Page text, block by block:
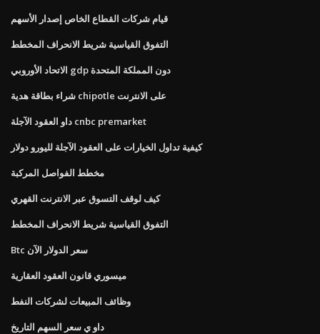
قيام شركات القطاع الخاص إصدار الأسهم
التفوق القياسية شريط الانحراف المخطط
الاتحاد الأوروبي gdp دون المملكة المتحدة
شراء بطاقة هدية chipotle على الانترنت
داو العقود الآجلة cnbc premarket
كيفية تداول الخيارات على العقود الآجلة لليورو دولار
مخطط الفواصل المركبة
كيف لوقف التسوق عبر الانترنت القهري
التفوق القياسية شريط الانحراف المخطط
Btc سعر الدولار الآن
ميسوري قانون العقود العقارية
وظائف المبيعات لشركات النفط
داو ي سعر السهم التاريخ